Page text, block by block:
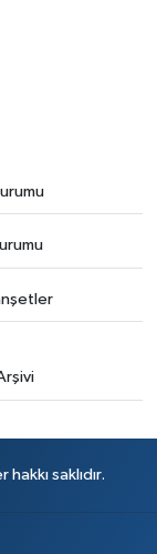
saklıdır.